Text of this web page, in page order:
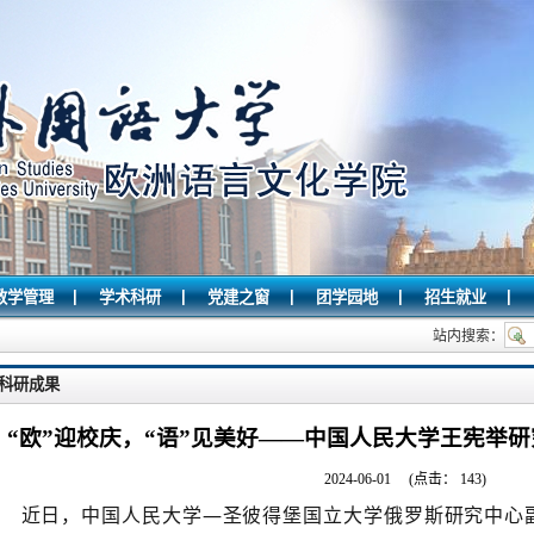
学管理 | 学术科研 | 党建之窗 | 团学园地 | 招生就业 |
站内搜索：
研成果
“欧”迎校庆，“语”见美好——中国人民大学王宪举
2024-06-01 (点击： 143)
近日，中国人民大学—圣彼得堡国立大学俄罗斯研究中心